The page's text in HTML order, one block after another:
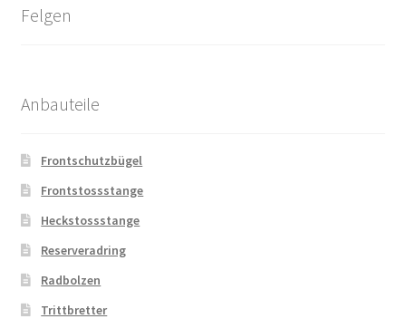
Felgen
Anbauteile
Frontschutzbügel
Frontstossstange
Heckstossstange
Reserveradring
Radbolzen
Trittbretter